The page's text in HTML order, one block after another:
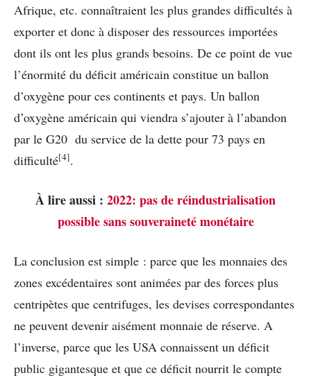
Afrique, etc. connaîtraient les plus grandes difficultés à
exporter et donc à disposer des ressources importées
dont ils ont les plus grands besoins. De ce point de vue
l’énormité du déficit américain constitue un ballon
d’oxygène pour ces continents et pays. Un ballon
d’oxygène américain qui viendra s’ajouter à l’abandon
par le G20 du service de la dette pour 73 pays en
difficulté[4].
À lire aussi : 2022: pas de réindustrialisation
possible sans souveraineté monétaire
La conclusion est simple : parce que les monnaies des
zones excédentaires sont animées par des forces plus
centripètes que centrifuges, les devises correspondantes
ne peuvent devenir aisément monnaie de réserve. A
l’inverse, parce que les USA connaissent un déficit
public gigantesque et que ce déficit nourrit le compte